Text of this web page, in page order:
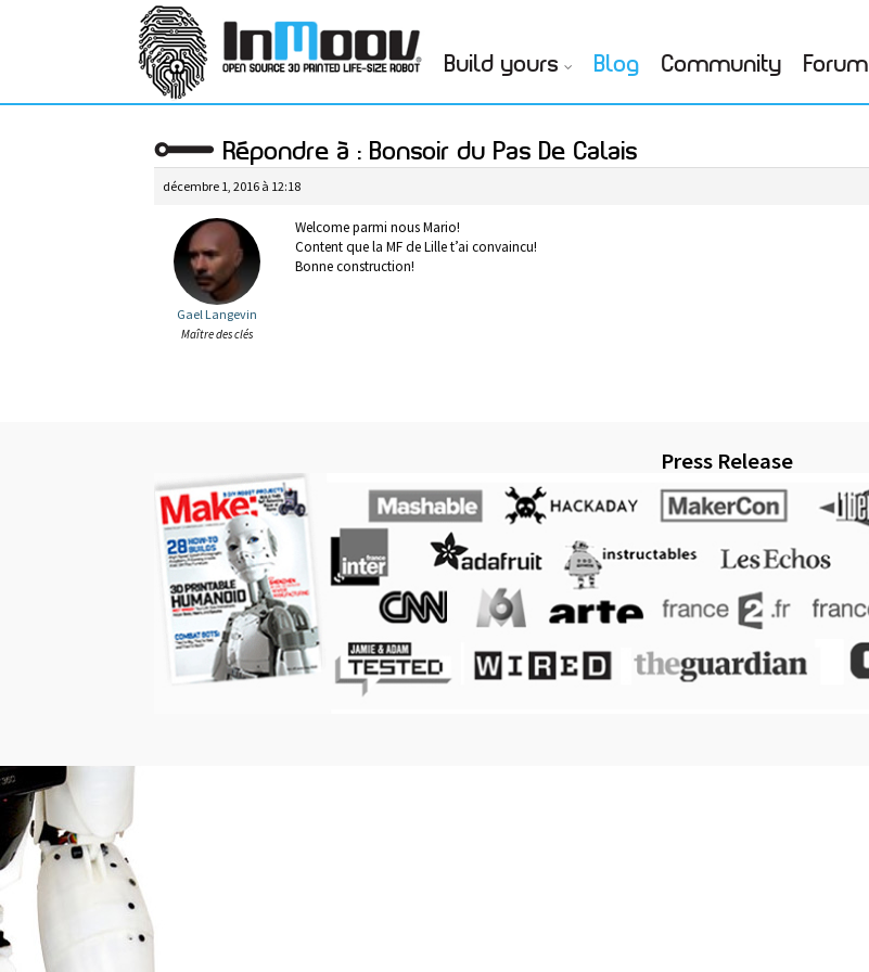
Build yours Blog Community Forum
Répondre à : Bonsoir du Pas De Calais
décembre 1, 2016 à 12:18
Gael Langevin
Maître des clés
Welcome parmi nous Mario!
Content que la MF de Lille t’ai convaincu!
Bonne construction!
Press Release